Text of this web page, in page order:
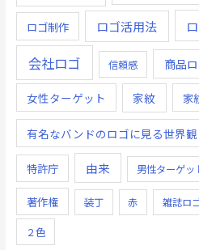
ロゴ制作 ロゴ活用法
会社ロゴ 信頼感 商品
女性ターゲット 家紋 家
有名なバンドのロゴに見る世界観
特許庁 由来 男性ターゲッ
著作権 装丁 赤 雑誌ロ
２色